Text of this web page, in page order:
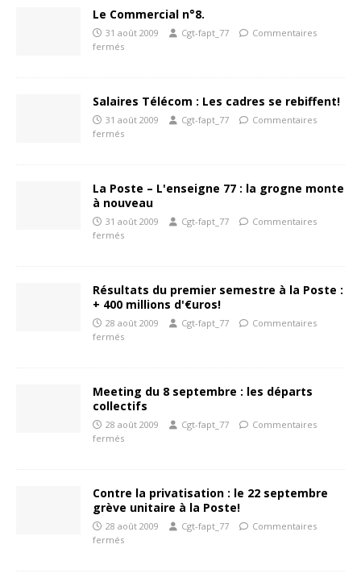
Le Commercial n°8.
31 août 2009 Cgt-fapt_77
Commentaires
fermés
Salaires Télécom : Les cadres se rebiffent!
31 août 2009 Cgt-fapt_77
Commentaires
fermés
La Poste – L'enseigne 77 : la grogne monte
à nouveau
31 août 2009 Cgt-fapt_77
Commentaires
fermés
Résultats du premier semestre à la Poste :
+ 400 millions d'€uros!
28 août 2009 Cgt-fapt_77
Commentaires
fermés
Meeting du 8 septembre : les départs
collectifs
28 août 2009 Cgt-fapt_77
Commentaires
fermés
Contre la privatisation : le 22 septembre
grève unitaire à la Poste!
28 août 2009 Cgt-fapt_77
Commentaires
fermés